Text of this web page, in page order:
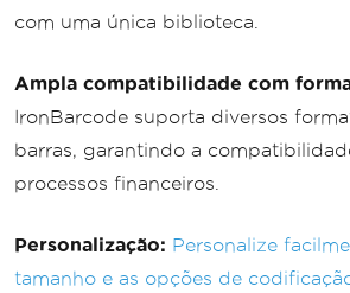
com uma única biblioteca.
Ampla compatibilidade com
IronBarcode suporta diversos
barras, garantindo a
processos financeiros.
Personalização: Personalize
tamanho e as opções de